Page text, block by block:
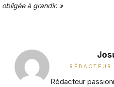
obligée à grandir. »
Rédacteur